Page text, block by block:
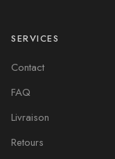
SERVICES
Contact
FAQ
Livraison
Retours